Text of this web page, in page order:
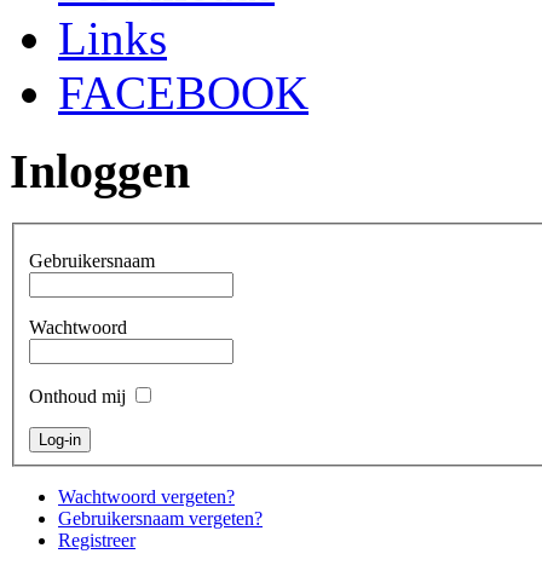
Links
FACEBOOK
Inloggen
Gebruikersnaam
Wachtwoord
Onthoud mij
Wachtwoord vergeten?
Gebruikersnaam vergeten?
Registreer